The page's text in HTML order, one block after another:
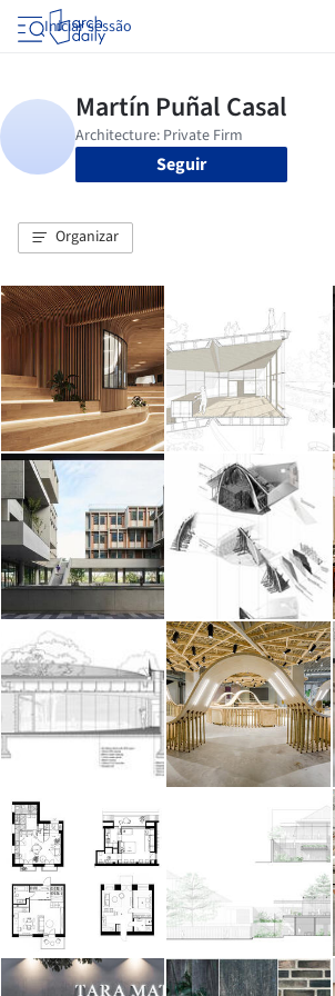
Iniciar sessão
Seguir
Organizar